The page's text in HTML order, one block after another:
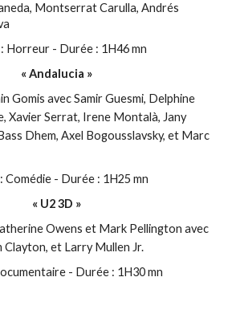
Montserrat Carulla, Andrés
Horreur - Durée : 1H46 mn
« Andalucia »
Gomis avec Samir Guesmi, Delphine
Xavier Serrat, Irene Montalà, Jany
Dhem, Axel Bogousslavsky, et Marc
Comédie - Durée : 1H25 mn
« U2 3D »
Owens et Mark Pellington avec
Clayton, et Larry Mullen Jr.
- Durée : 1H30 mn